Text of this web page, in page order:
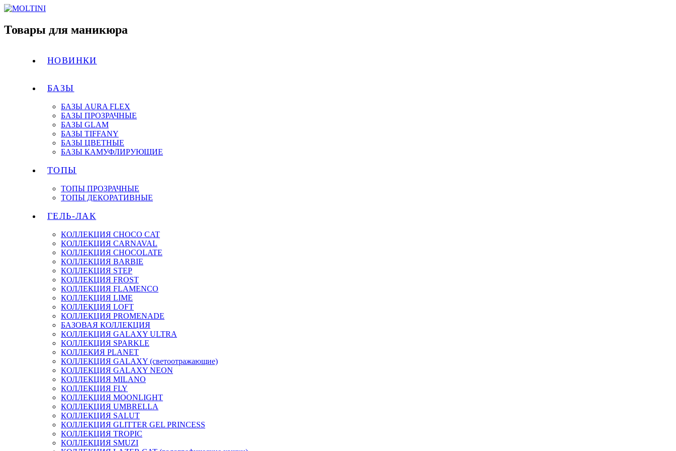
Товары для маникюра
НОВИНКИ
БАЗЫ
БАЗЫ AURA FLEX
БАЗЫ ПРОЗРАЧНЫЕ
БАЗЫ GLAM
БАЗЫ TIFFANY
БАЗЫ ЦВЕТНЫЕ
БАЗЫ КАМУФЛИРУЮЩИЕ
ТОПЫ
ТОПЫ ПРОЗРАЧНЫЕ
ТОПЫ ДЕКОРАТИВНЫЕ
ГЕЛЬ-ЛАК
КОЛЛЕКЦИЯ CHOCO CAT
КОЛЛЕКЦИЯ CARNAVAL
КОЛЛЕКЦИЯ CHOCOLATE
КОЛЛЕКЦИЯ BARBIE
КОЛЛЕКЦИЯ STEP
КОЛЛЕКЦИЯ FROST
КОЛЛЕКЦИЯ FLAMENCO
КОЛЛЕКЦИЯ LIME
КОЛЛЕКЦИЯ LOFT
КОЛЛЕКЦИЯ PROMENADE
БАЗОВАЯ КОЛЛЕКЦИЯ
КОЛЛЕКЦИЯ GALAXY ULTRA
КОЛЛЕКЦИЯ SPARKLE
КОЛЛЕКИЯ PLANET
КОЛЛЕКЦИЯ GALAXY (светоотражающие)
КОЛЛЕКЦИЯ GALAXY NEON
КОЛЛЕКЦИЯ MILANO
КОЛЛЕКЦИЯ FLY
КОЛЛЕКЦИЯ MOONLIGHT
КОЛЛЕКЦИЯ UMBRELLA
КОЛЛЕКЦИЯ SALUT
КОЛЛЕКЦИЯ GLITTER GEL PRINCESS
КОЛЛЕКЦИЯ TROPIC
КОЛЛЕКЦИЯ SMUZI